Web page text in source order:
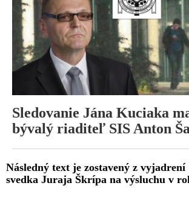
Sledovanie Jána Kuciaka
bývalý riaditeľ SIS Anton
Následný text je zostavený z vyjadrení
svedka Juraja Škrípa na výsluchu v